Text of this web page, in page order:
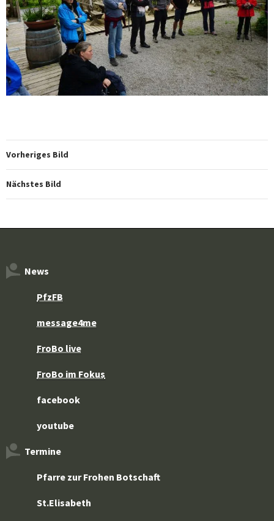
Vorheriges Bild
Nächstes Bild
News
PfzFB
message4me
FroBo live
FroBo im Fokus
facebook
youtube
Termine
Pfarre zur Frohen Botschaft
St.Elisabeth